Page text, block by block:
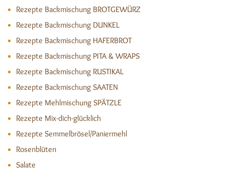
Rezepte Backmischung BROTGEWÜRZ
Rezepte Backmischung DUNKEL
Rezepte Backmischung HAFERBROT
Rezepte Backmischung PITA & WRAPS
Rezepte Backmischung RUSTIKAL
Rezepte Backmischung SAATEN
Rezepte Mehlmischung SPÄTZLE
Rezepte Mix-dich-glücklich
Rezepte Semmelbrösel/Paniermehl
Rosenblüten
Salate